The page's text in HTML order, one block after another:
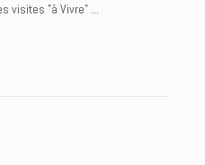
visites "à Vivre" ...